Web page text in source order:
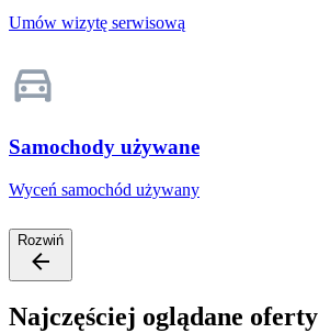
Umów wizytę serwisową
Samochody używane
Wyceń samochód używany
Rozwiń
Najczęściej oglądane oferty